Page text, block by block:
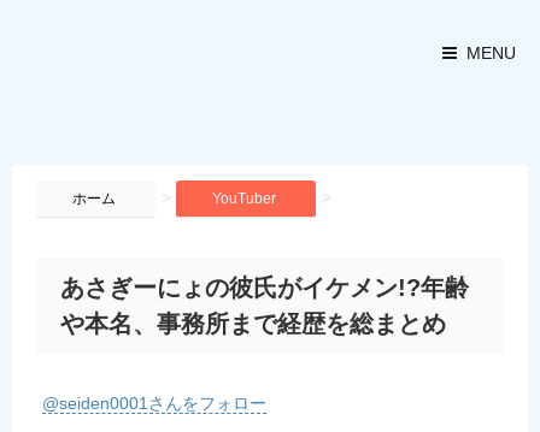
MENU
ホーム > YouTuber >
あさぎーにょの彼氏がイケメン!?年齢
や本名、事務所まで経歴を総まとめ
@seiden0001さんをフォロー